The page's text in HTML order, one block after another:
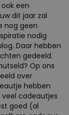
een
dit jaar zal
nog geen
nodig
Daar hebben
gedeeld.
Op ons
over
hebben
veel cadeautjes
goed (al